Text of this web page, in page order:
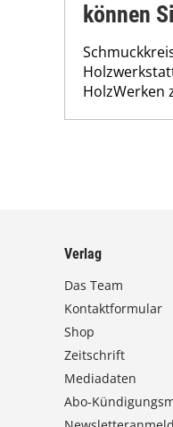
können
HolzWerken
Verlag
Das Team
Kontaktformular
Shop
Zeitschrift
Mediadaten
Abo-